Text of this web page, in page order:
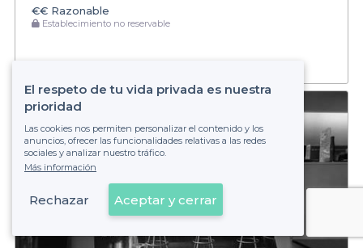
€€ Razonable
Establecimiento no reservable
Ver en el mapa
El respeto de tu vida privada es nuestra
prioridad
Las cookies nos permiten personalizar el contenido y los
anuncios, ofrecer las funcionalidades relativas a las redes
sociales y analizar nuestro tráfico.
Más información
Rechazar Aceptar y cerrar